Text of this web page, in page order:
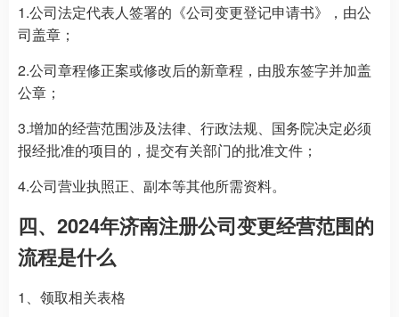
1.公司法定代表人签署的《公司变更登记申请书》，由公
司盖章；
2.公司章程修正案或修改后的新章程，由股东签字并加盖
公章；
3.增加的经营范围涉及法律、行政法规、国务院决定必须
报经批准的项目的，提交有关部门的批准文件；
4.公司营业执照正、副本等其他所需资料。
四、2024年济南注册公司变更经营范围的
流程是什么
1、领取相关表格